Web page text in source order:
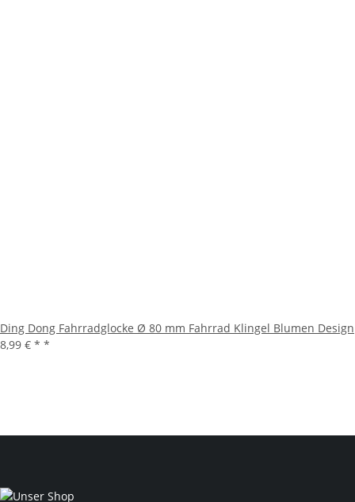
Ding Dong Fahrradglocke Ø 80 mm Fahrrad Klingel Blumen Design
8,99 € * *